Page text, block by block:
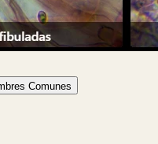
Comunes